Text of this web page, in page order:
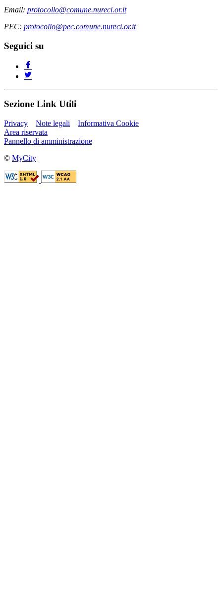
Email: protocollo@comune.nureci.or.it
PEC: protocollo@pec.comune.nureci.or.it
Seguici su
Sezione Link Utili
Privacy Note legali
Informativa Cookie
Area riservata
Pannello di amministrazione
© MyCity